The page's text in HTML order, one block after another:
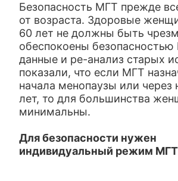
Безопасность МГТ прежде
от возраста. Здоровые
60 лет не должны быть
обеспокоены
данные и ре-анализ старых
показали, что если МГТ
начала менопаузы или через
лет, то для большинства
минимальны.
Для безопасности нужен
индивидуальный режим МГТ